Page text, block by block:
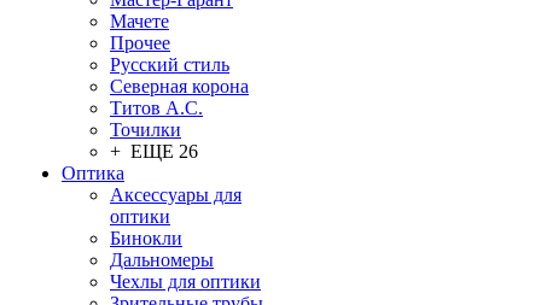
Мачете
Прочее
Русский стиль
Северная корона
Титов А.С.
Точилки
+ ЕЩЕ 26
Оптика
Аксессуары для
оптики
Бинокли
Дальномеры
Чехлы для оптики